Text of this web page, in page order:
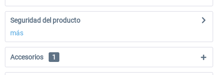
Seguridad del producto
más
Accesorios 1